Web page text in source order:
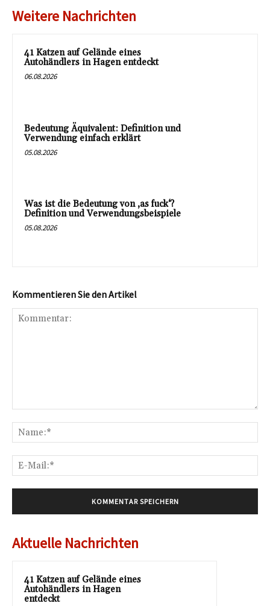
Weitere Nachrichten
41 Katzen auf Gelände eines
Autohändlers in Hagen entdeckt
06.08.2026
Bedeutung Äquivalent: Definition und
Verwendung einfach erklärt
05.08.2026
Was ist die Bedeutung von ‚as fuck‘?
Definition und Verwendungsbeispiele
05.08.2026
Kommentieren Sie den Artikel
Aktuelle Nachrichten
41 Katzen auf Gelände eines
Autohändlers in Hagen
entdeckt